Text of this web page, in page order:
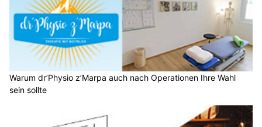
Warum dr’Physio z’Marpa auch nach Operationen Ihre Wahl
sein sollte